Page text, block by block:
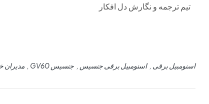
تیم ترجمه و نگارش دل افکار
اسنومبیل برقی اسنومبیل برقی جنسیس جنسیس GV60 مدیران